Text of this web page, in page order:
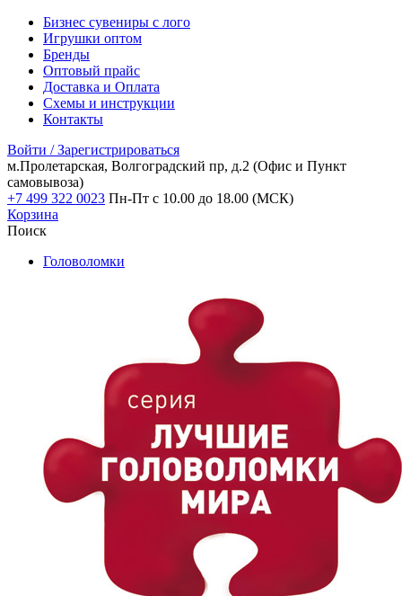
Бизнес сувениры с лого
Игрушки оптом
Бренды
Оптовый прайс
Доставка и Оплата
Схемы и инструкции
Контакты
Войти / Зарегистрироваться
м.Пролетарская, Волгоградский пр, д.2 (Офис и Пункт
самовывоза)
+7 499 322 0023 Пн-Пт с 10.00 до 18.00 (МСК)
Корзина
Поиск
Головоломки